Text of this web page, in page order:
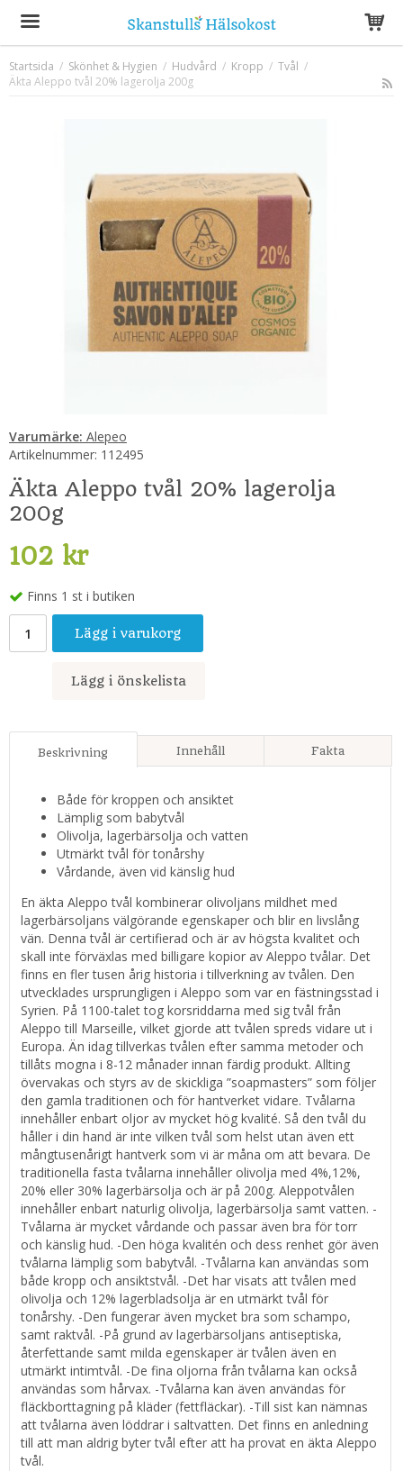
Produkten har blivit tillagd i varukorgen
Startsida / Skönhet & Hygien / Hudvård / Kropp / Tvål /
Äkta Aleppo tvål 20% lagerolja 200g
Varumärke: Alepeo
Artikelnummer: 112495
Äkta Aleppo tvål 20% lagerolja
200g
102 kr
Finns 1 st i butiken
Lägg i varukorg
Lägg i önskelista
Beskrivning Innehåll Fakta
Både för kroppen och ansiktet
Lämplig som babytvål
Olivolja, lagerbärsolja och vatten
Utmärkt tvål för tonårshy
Vårdande, även vid känslig hud
En äkta Aleppo tvål kombinerar olivoljans mildhet med
lagerbärsoljans välgörande egenskaper och blir en livslång
vän. Denna tvål är certifierad och är av högsta kvalitet och
skall inte förväxlas med billigare kopior av Aleppo tvålar. Det
finns en fler tusen årig historia i tillverkning av tvålen. Den
utvecklades ursprungligen i Aleppo som var en fästningsstad i
Syrien. På 1100-talet tog korsriddarna med sig tvål från
Aleppo till Marseille, vilket gjorde att tvålen spreds vidare ut i
Europa. Än idag tillverkas tvålen efter samma metoder och
tillåts mogna i 8-12 månader innan färdig produkt. Allting
övervakas och styrs av de skickliga ”soapmasters” som följer
den gamla traditionen och för hantverket vidare. Tvålarna
innehåller enbart oljor av mycket hög kvalité. Så den tvål du
håller i din hand är inte vilken tvål som helst utan även ett
mångtusenårigt hantverk som vi är måna om att bevara. De
traditionella fasta tvålarna innehåller olivolja med 4%,12%,
20% eller 30% lagerbärsolja och är på 200g. Aleppotvålen
innehåller enbart naturlig olivolja, lagerbärsolja samt vatten. -
Tvålarna är mycket vårdande och passar även bra för torr
och känslig hud. -Den höga kvalitén och dess renhet gör även
tvålarna lämplig som babytvål. -Tvålarna kan användas som
både kropp och ansiktstvål. -Det har visats att tvålen med
olivolja och 12% lagerbladsolja är en utmärkt tvål för
tonårshy. -Den fungerar även mycket bra som schampo,
samt raktvål. -På grund av lagerbärsoljans antiseptiska,
återfettande samt milda egenskaper är tvålen även en
utmärkt intimtvål. -De fina oljorna från tvålarna kan också
användas som hårvax. -Tvålarna kan även användas för
fläckborttagning på kläder (fettfläckar). -Till sist kan nämnas
att tvålarna även löddrar i saltvatten. Det finns en anledning
till att man aldrig byter tvål efter att ha provat en äkta Aleppo
tvål.